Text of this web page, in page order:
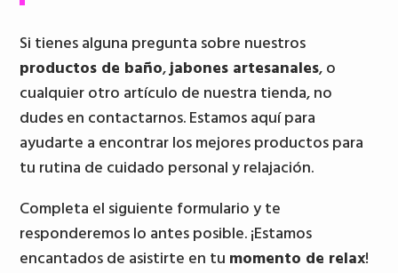
Si tienes alguna pregunta sobre nuestros
productos de baño,jabones artesanales, o
cualquier otro artículo de nuestra tienda, no
dudes en contactarnos. Estamos aquí para
ayudarte a encontrar los mejores productos para
tu rutina de cuidado personal y relajación.
Completa el siguiente formulario y te
responderemos lo antes posible. ¡Estamos
encantados de asistirte en tu momento de relax!